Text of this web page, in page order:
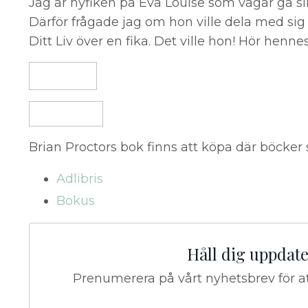
Därför frågade jag om hon ville dela med
Ditt Liv över en fika. Det ville hon! Hör
Brian Proctors bok finns att köpa där böcker
Adlibris
Bokus
Håll dig
Prenumerera på vårt nyhetsbrev för